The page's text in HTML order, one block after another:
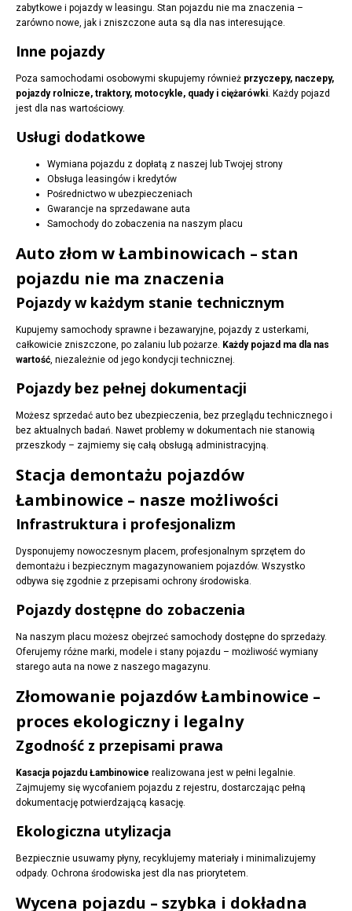
zabytkowe i pojazdy w leasingu. Stan pojazdu nie ma znaczenia –
zarówno nowe, jak i zniszczone auta są dla nas interesujące.
Inne pojazdy
Poza samochodami osobowymi skupujemy również przyczepy, naczepy,
pojazdy rolnicze, traktory, motocykle, quady i ciężarówki. Każdy pojazd
jest dla nas wartościowy.
Usługi dodatkowe
Wymiana pojazdu z dopłatą z naszej lub Twojej strony
Obsługa leasingów i kredytów
Pośrednictwo w ubezpieczeniach
Gwarancje na sprzedawane auta
Samochody do zobaczenia na naszym placu
Auto złom w Łambinowicach – stan
pojazdu nie ma znaczenia
Pojazdy w każdym stanie technicznym
Kupujemy samochody sprawne i bezawaryjne, pojazdy z usterkami,
całkowicie zniszczone, po zalaniu lub pożarze. Każdy pojazd ma dla nas
wartość, niezależnie od jego kondycji technicznej.
Pojazdy bez pełnej dokumentacji
Możesz sprzedać auto bez ubezpieczenia, bez przeglądu technicznego i
bez aktualnych badań. Nawet problemy w dokumentach nie stanowią
przeszkody – zajmiemy się całą obsługą administracyjną.
Stacja demontażu pojazdów
Łambinowice – nasze możliwości
Infrastruktura i profesjonalizm
Dysponujemy nowoczesnym placem, profesjonalnym sprzętem do
demontażu i bezpiecznym magazynowaniem pojazdów. Wszystko
odbywa się zgodnie z przepisami ochrony środowiska.
Pojazdy dostępne do zobaczenia
Na naszym placu możesz obejrzeć samochody dostępne do sprzedaży.
Oferujemy różne marki, modele i stany pojazdu – możliwość wymiany
starego auta na nowe z naszego magazynu.
Złomowanie pojazdów Łambinowice –
proces ekologiczny i legalny
Zgodność z przepisami prawa
Kasacja pojazdu Łambinowice realizowana jest w pełni legalnie.
Zajmujemy się wycofaniem pojazdu z rejestru, dostarczając pełną
dokumentację potwierdzającą kasację.
Ekologiczna utylizacja
Bezpiecznie usuwamy płyny, recyklujemy materiały i minimalizujemy
odpady. Ochrona środowiska jest dla nas priorytetem.
Wycena pojazdu – szybka i dokładna